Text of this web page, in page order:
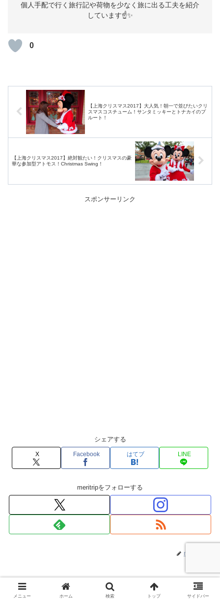
個人手配で行く旅行記や荷物を少なく旅に出る工夫を紹介
しています☝️✨
0
【上海クリスマス2017】大人気！朝一で並びたいクリ
スマスコスチューム！サンタミッキーとトナカイのプ
ルート！
【上海クリスマス2017】絶対観たい！クリスマスの豪
華な参加型アトモス！Christmas Swing！
スポンサーリンク
シェアする
X Facebook はてブ LINE
meritripをフォローする
meritrip
関連記事
メニュー ホーム 検索 トップ サイドバー